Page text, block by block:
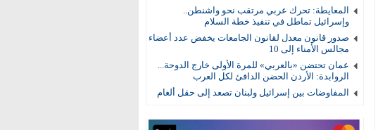
المعايطة: تحرك عربي مرتقب نحو واشنطن..
وإسرائيل تماطل في تنفيذ خطة السلام
صدور قانون معدل لقانون الجامعات يخفض عدد أعضاء
مجالس الأمناء إلى 10
عمان تحتضن «بالعربي» للمرة الأولى خارج الدوحة...
الروابدة: الأردن الحضن الدافئ لكل العرب
المفاوضات بين إسرائيل ولبنان تصعد إلى حقل ألغام